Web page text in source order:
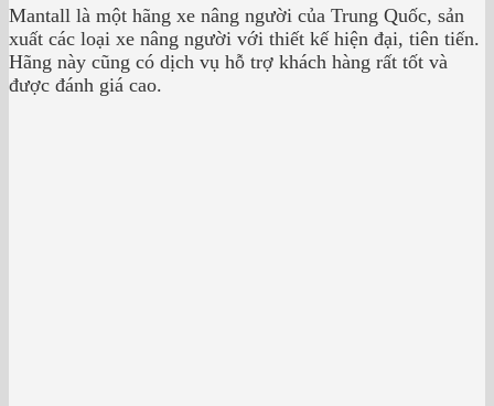
Mantall là một hãng xe nâng người của Trung Quốc, sản
xuất các loại xe nâng người với thiết kế hiện đại, tiên tiến.
Hãng này cũng có dịch vụ hỗ trợ khách hàng rất tốt và
được đánh giá cao.